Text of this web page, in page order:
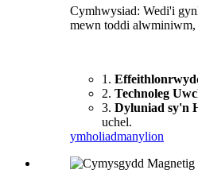
Cymhwysiad: Wedi'i
mewn toddi
1.
2. Technoleg
3. Dyluniad sy'n
uchel.
ymholiadmanylion